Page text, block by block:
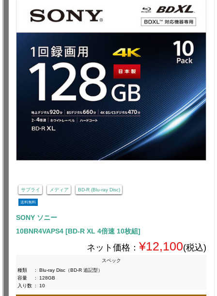
サプライ メディア BD-R (Blu-ray Disc)
送料無料
SONY ソニー
10BNR4VAPS4 [BD-R XL 4倍速 10枚組]
ネット価格： ¥12,100(税込)
スペック
種類
:
Blu-ray Disc（BD-R 追記型）
容量
:
128GB
入り数 : 10